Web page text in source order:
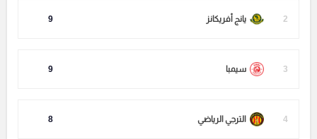
2 يانج أفريكانز 9
3 سيمبا 9
4 الترجي الرياضي 8